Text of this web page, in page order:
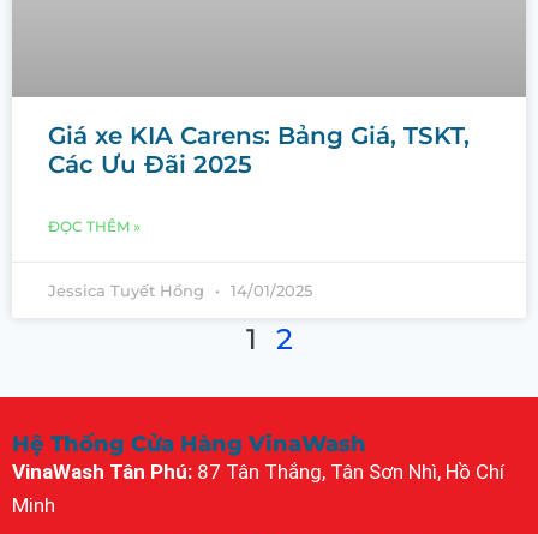
Giá xe KIA Carens: Bảng Giá, TSKT,
Các Ưu Đãi 2025
ĐỌC THÊM »
Jessica Tuyết Hồng 14/01/2025
1 2
Hệ Thống Cửa Hàng VinaWash
VinaWash Tân Phú: 87 Tân Thắng, Tân Sơn Nhì, Hồ Chí
Minh